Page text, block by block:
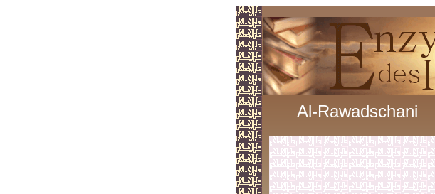
Al-Rawadschani